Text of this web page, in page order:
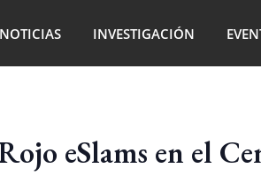
NOTICIAS INVESTIGACIÓN
eSlams en el